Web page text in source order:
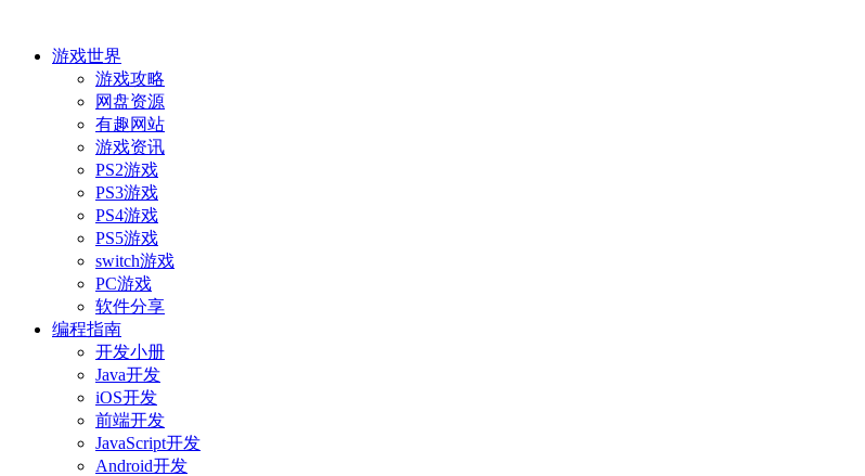
游戏世界
游戏攻略
网盘资源
有趣网站
游戏资讯
PS2游戏
PS3游戏
PS4游戏
PS5游戏
switch游戏
PC游戏
软件分享
编程指南
开发小册
Java开发
iOS开发
前端开发
JavaScript开发
Android开发